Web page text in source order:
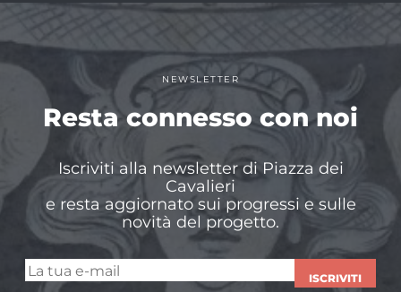
NEWSLETTER
Resta connesso con noi
Iscriviti alla newsletter di Piazza dei
Cavalieri
e resta aggiornato sui progressi e sulle
novità del progetto.
ISCRIVITI